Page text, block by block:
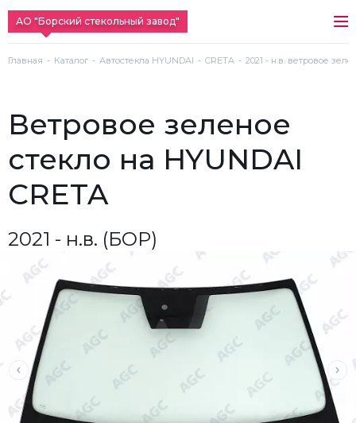
АО "Борский стекольный завод"
Главная Каталог Автостекла HYUNDAI CRETA 2021 - н.в. ветровое
ветровое зеленое
стекло на HYUNDAI
CRETA
2021 - н.в. (БОР)